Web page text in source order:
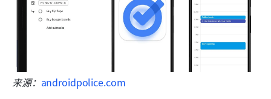
来源： androidpolice.com